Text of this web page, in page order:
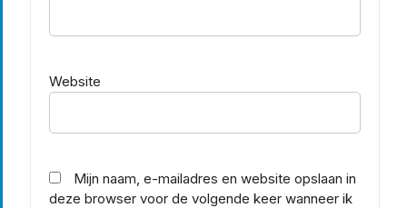
Website
Mijn naam, e-mailadres en website opslaan in
deze browser voor de volgende keer wanneer ik